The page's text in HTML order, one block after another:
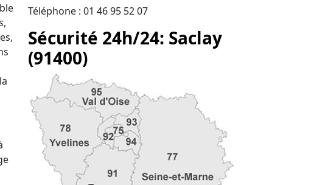
Téléphone : 01 46 95 52 07
Sécurité 24h/24: Saclay
(91400)